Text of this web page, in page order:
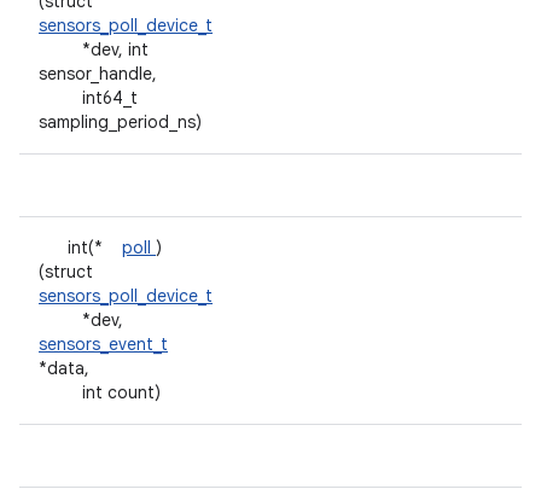
sensors_poll_device_t
*dev, int
sensor_handle,
int64_t
sampling_period_ns)
int(* poll )
(struct
sensors_poll_device_t
*dev,
sensors_event_t
*data,
int count)